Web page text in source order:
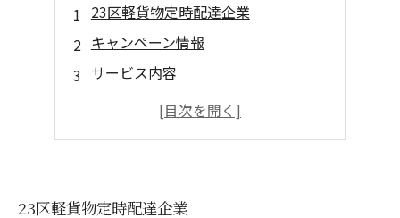
23区軽貨物定時配達企業
キャンペーン情報
サービス内容
ドライバーの働き方
23区軽貨物定時配達企業